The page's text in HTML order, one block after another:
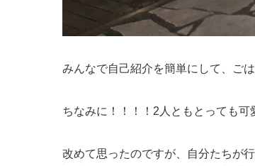
みんなで自己紹介を簡単にして、ご
ちなみに！！！！2人ともとっても可
改めて思ったのですが、自分たちが